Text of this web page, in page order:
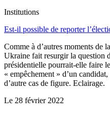
Institutions
Est-il possible de reporter
Comme à d’autres moments de
Ukraine fait resurgir la question
présidentielle pourrait-elle faire
« empêchement » d’un
d’autre cas de figure. Eclairage.
Le 28 février 2022